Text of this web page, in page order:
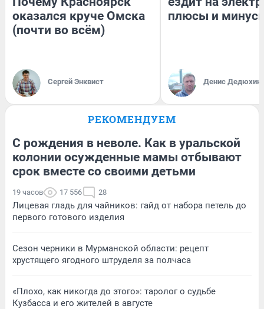
оказался круче Омска
(почти во всём)
Сергей Энквист
плюсы и
Денис Дедюхин
РЕКОМЕНДУЕМ
С рождения в неволе. Как в уральской
колонии осужденные мамы отбывают
срок вместе со своими детьми
19 часов 17 556 28
Лицевая гладь для чайников: гайд от набора петель до
первого готового изделия
Сезон черники в Мурманской области: рецепт
хрустящего ягодного штруделя за полчаса
«Плохо, как никогда до этого»: таролог о судьбе
Кузбасса и его жителей в августе